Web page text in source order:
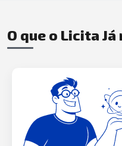
O que o Licita